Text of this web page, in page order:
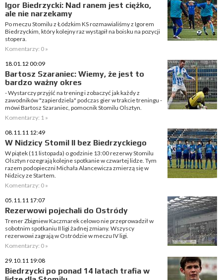
Igor Biedrzycki: Nad ranem jest ciężko,
ale nie narzekamy
Po meczu Stomilu z Łódzkim KS rozmawialiśmy z Igorem
Biedrzyckim, który kolejny raz wystąpił na boisku na pozycji
stopera.
Komentarzy: 0 »
18.01.12 00:09
Bartosz Szaraniec: Wiemy, że jest to
bardzo ważny okres
- Wystarczy przyjść na trening i zobaczyć jak każdy z
zawodników "zapierdziela" podczas gier w trakcie treningu -
mówi Bartosz Szaraniec, pomocnik Stomilu Olsztyn.
Komentarzy: 1 »
08.11.11 12:49
W Nidzicy Stomil II bez Biedrzyckiego
W piątek (11 listopada) o godzinie 13:00 rezerwy Stomilu
Olsztyn rozegrają kolejne spotkanie w czwartej lidze. Tym
razem podopieczni Michała Alancewicza zmierzą się w
Nidzicy ze Startem.
Komentarzy: 0 »
05.11.11 17:07
Rezerwowi pojechali do Ostródy
Trener Zbigniew Kaczmarek celowo nie przeprowadził w
sobotnim spotkaniu II ligi żadnej zmiany. Wszyscy
rezerwowi zagrają w Ostródzie w meczu IV ligi.
Komentarzy: 0 »
29.10.11 19:08
Biedrzycki po ponad 14 latach trafia w